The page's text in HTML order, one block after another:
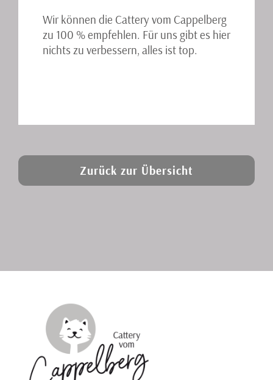
Wir können die Cattery vom Cappelberg
zu 100 % empfehlen. Für uns gibt es hier
nichts zu verbessern, alles ist top.
Zurück zur Übersicht